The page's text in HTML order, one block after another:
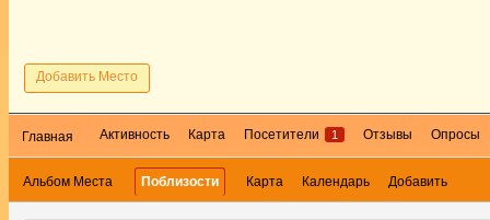
Добавить Место
Главная Активность Карта Посетители 1 Отзывы Опросы
Альбом Места Поблизости Карта Календарь Добавить